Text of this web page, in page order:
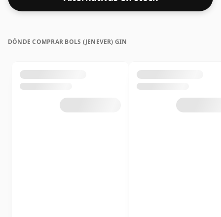
DÓNDE COMPRAR BOLS (JENEVER) GIN